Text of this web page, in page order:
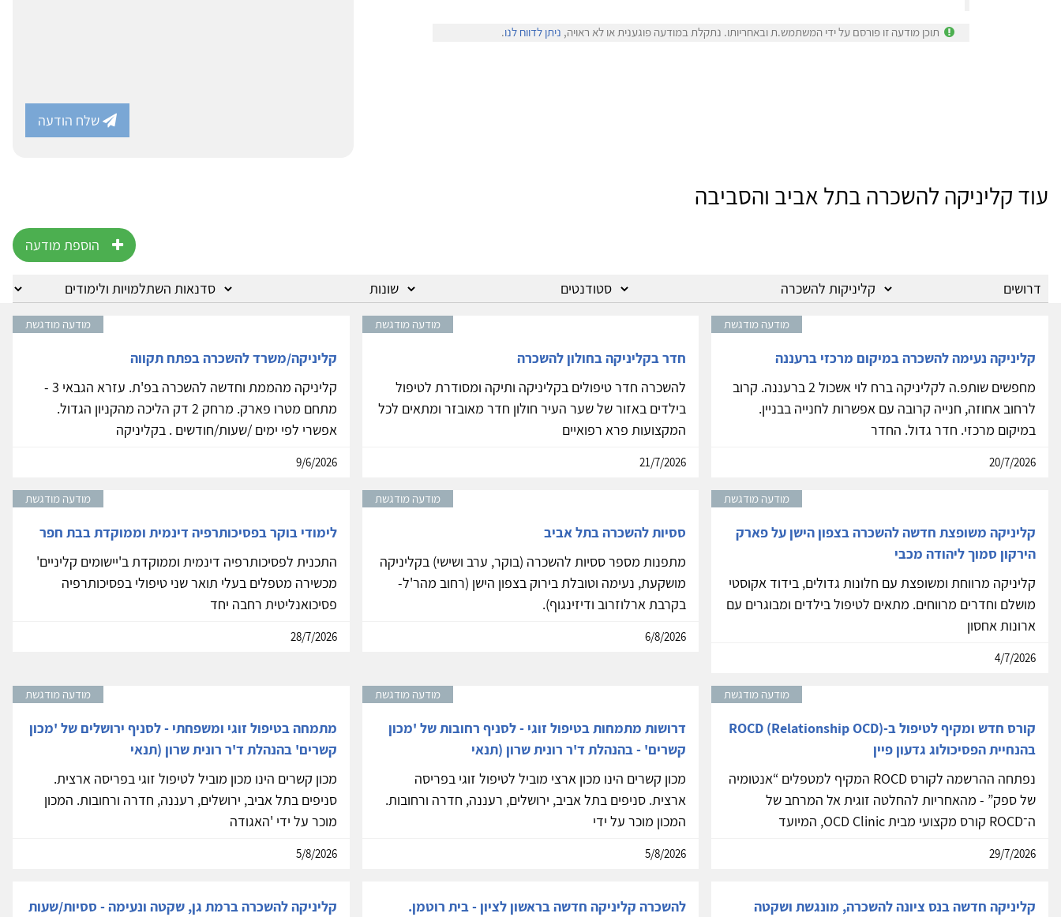
תוכן מודעה זו פורסם על ידי המשתמש.ת ובאחריותו. נתקלת במודעה פוגענית או לא ראויה, ניתן לדווח לנו.
שלח הודעה
עוד קליניקה להשכרה בתל אביב והסביבה
הוספת מודעה
מודעה מודגשת
קליניקה נעימה להשכרה במיקום מרכזי ברעננה
מחפשים שותפ.ה לקליניקה ברח לוי אשכול 2 ברעננה. קרוב
לרחוב אחוזה, חנייה קרובה עם אפשרות לחנייה בבניין.
במיקום מרכזי. חדר גדול. החדר
20/7/2026
מודעה מודגשת
חדר בקליניקה בחולון להשכרה
להשכרה חדר טיפולים בקליניקה ותיקה ומסודרת לטיפול
בילדים באזור של שער העיר חולון חדר מאובזר ומתאים לכל
המקצועות פרא רפואיים
21/7/2026
מודעה מודגשת
קליניקה/משרד להשכרה בפתח תקווה
קליניקה מהממת וחדשה להשכרה בפ'ת. עזרא הגבאי 3 -
מתחם מטרו פארק. מרחק 2 דק הליכה מהקניון הגדול.
אפשרי לפי ימים /שעות/חודשים . בקליניקה
9/6/2026
מודעה מודגשת
קליניקה משופצת חדשה להשכרה בצפון הישן על פארק
הירקון סמוך ליהודה מכבי
קליניקה מרווחת ומשופצת עם חלונות גדולים, בידוד אקוסטי
מושלם וחדרים מרווחים. מתאים לטיפול בילדים ומבוגרים עם
ארונות אחסון
4/7/2026
מודעה מודגשת
ססיות להשכרה בתל אביב
מתפנות מספר ססיות להשכרה (בוקר, ערב ושישי) בקליניקה
מושקעת, נעימה וטובלת בירוק בצפון הישן (רחוב מהר'ל-
בקרבת ארלוזרוב ודיזינגוף).
6/8/2026
מודעה מודגשת
לימודי בוקר בפסיכותרפיה דינמית וממוקדת בבת חפר
התכנית לפסיכותרפיה דינמית וממוקדת ב'יישומים קליניים'
מכשירה מטפלים בעלי תואר שני טיפולי בפסיכותרפיה
פסיכואנליטית רחבה יחד
28/7/2026
מודעה מודגשת
קורס חדש ומקיף לטיפול ב-ROCD (Relationship OCD)
בהנחיית הפסיכולוג גדעון פיין
נפתחה ההרשמה לקורס ROCD המקיף למטפלים “אנטומיה
של ספק” - מהאחריות להחלטה זוגית אל המרחב של
ה־ROCD קורס מקצועי מבית OCD Clinic, המיועד
29/7/2026
מודעה מודגשת
דרושות מתמחות בטיפול זוגי - לסניף רחובות של 'מכון
קשרים' - בהנהלת ד'ר רונית שרון (תנאי
מכון קשרים הינו מכון ארצי מוביל לטיפול זוגי בפריסה
ארצית. סניפים בתל אביב, ירושלים, רעננה, חדרה ורחובות.
המכון מוכר על ידי
5/8/2026
מודעה מודגשת
מתמחה בטיפול זוגי ומשפחתי - לסניף ירושלים של 'מכון
קשרים' בהנהלת ד'ר רונית שרון (תנאי
מכון קשרים הינו מכון מוביל לטיפול זוגי בפריסה ארצית.
סניפים בתל אביב, ירושלים, רעננה, חדרה ורחובות. המכון
מוכר על ידי 'האגודה
5/8/2026
קליניקה חדשה בנס ציונה להשכרה, מונגשת ושקטה
להשכרה קליניקה חדשה בראשון לציון - בית רוטמן.
קליניקה להשכרה ברמת גן, שקטה ונעימה - ססיות/שעות